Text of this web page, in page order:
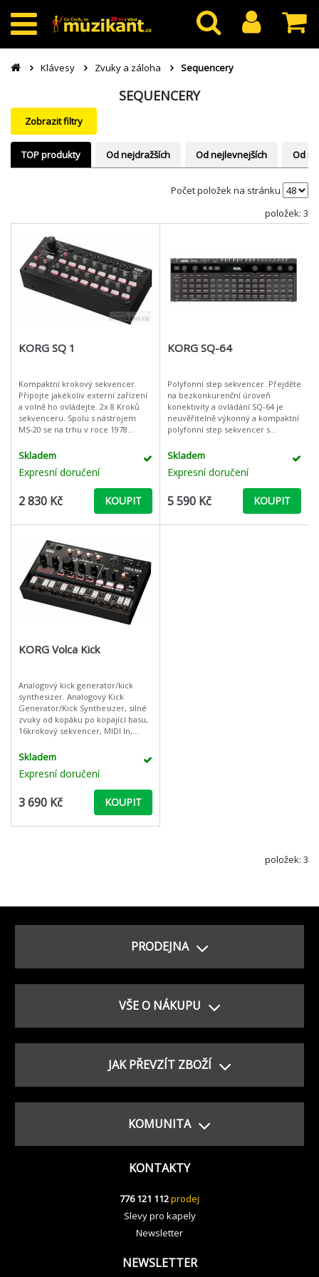
Klávesy Zvuky a záloha Sequencery
SEQUENCERY
Zobrazit filtry
TOP produkty Od nejdražších Od nejlevnejších Od
Počet položek na stránku
položek: 3
KORG SQ 1
Kompaktní krokový sekvencer.
Připojte jakékoliv externí zařízení
a volně ho ovládejte. 2x 8 Kroků
sekvenceru. Spolu s nástrojem
MS-20 se na trhu v roce 1978
krokov
Skladem
Expresní doručení
2 830 Kč KOUPIT
KORG SQ-64
Polyfonní step sekvencer. Přejděte
na bezkonkurenční úroveň
konektivity a ovládání SQ-64 je
neuvěřitelně výkonný a kompaktní
polyfonní step sekvencer s
prvky a možnostmi hluboké edit
Skladem
Expresní doručení
5 590 Kč KOUPIT
KORG Volca Kick
Analogový kick generator/kick
synthesizer. Analogový Kick
Generator/Kick Synthesizer, silné
zvuky od kopáku po kopající basu,
16krokový sekvencer, MIDI In,
Skladem
Expresní doručení
3 690 Kč KOUPIT
položek: 3
PRODEJNA
VŠE O NÁKUPU
JAK PŘEVZÍT ZBOŽÍ
KOMUNITA
KONTAKTY
776 121 112prodej
Slevy pro kapely
Newsletter
NEWSLETTER